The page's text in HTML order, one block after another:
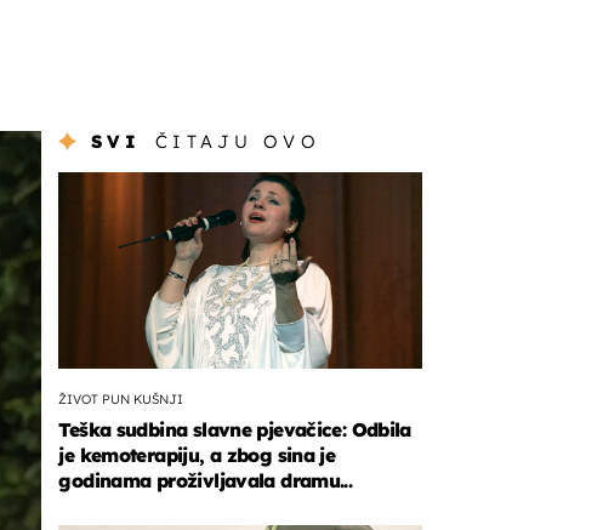
SVI ČITAJU OVO
ŽIVOT PUN KUŠNJI
Teška sudbina slavne pjevačice: Odbila
je kemoterapiju, a zbog sina je
godinama proživljavala dramu...